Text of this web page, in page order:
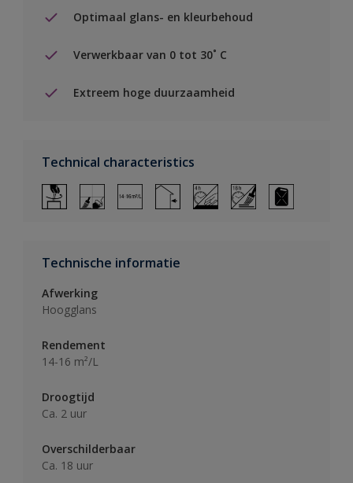
Optimaal glans- en kleurbehoud
Verwerkbaar van 0 tot 30˚ C
Extreem hoge duurzaamheid
Technical characteristics
Technische informatie
Afwerking
Hoogglans
Rendement
14-16 m²/L
Droogtijd
Ca. 2 uur
Overschilderbaar
Ca. 18 uur